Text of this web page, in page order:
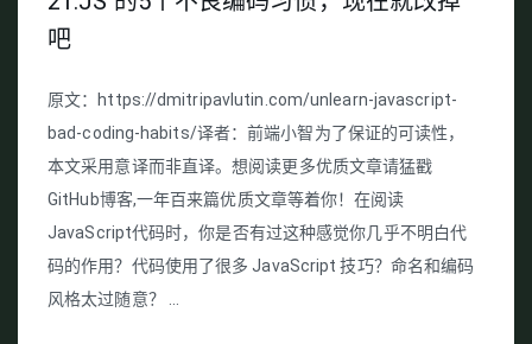
吧
原文：https://dmitripavlutin.com/unlearn-javascript-
bad-coding-habits/译者：前端小智为了保证的可读性，
本文采用意译而非直译。想阅读更多优质文章请猛戳
GitHub博客,一年百来篇优质文章等着你！在阅读
JavaScript代码时，你是否有过这种感觉你几乎不明白代
码的作用？代码使用了很多 JavaScript 技巧？命名和编码
风格太过随意？ ...